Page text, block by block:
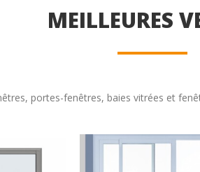
MEILLEURES
portes-fenêtres, baies vitrées et